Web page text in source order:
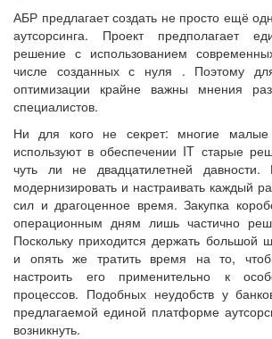
АБР предлагает создать не просто ещё
аутсорсинга. Проект предполагает
решение с использованием
числе созданных с нуля . Поэтому
оптимизации крайне важны мнения
специалистов.
Ни для кого не секрет: многие
используют в обеспечении IT старые
чуть ли не двадцатилетней давности.
модернизировать и настраивать каждый
сил и драгоценное время. Закупка
операционным дням лишь частично
Поскольку приходится держать большой
и опять же тратить время на то,
настроить его применительно к
процессов. Подобных неудобств у
предлагаемой единой платформе
возникнуть.